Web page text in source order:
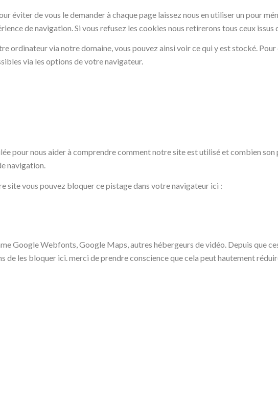
éviter de vous le demander à chaque page laissez nous en utiliser un pour
de navigation. Si vous refusez les cookies nous retirerons tous ceux issus
ordinateur via notre domaine, vous pouvez ainsi voir ce qui y est stocké.
via les options de votre navigateur.
pour nous aider à comprendre comment notre site est utilisé et combien
navigation.
site vous pouvez bloquer ce pistage dans votre navigateur ici :
Google Webfonts, Google Maps, autres hébergeurs de vidéo. Depuis que
de les bloquer ici. merci de prendre conscience que cela peut hautement